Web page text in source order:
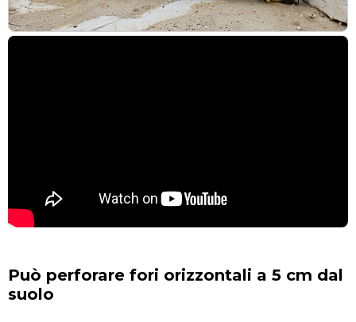
Può perforare fori orizzontali a 5 cm dal
suolo